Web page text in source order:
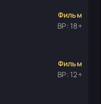
Фильм
ВР: 18+
Фильм
ВР: 12+